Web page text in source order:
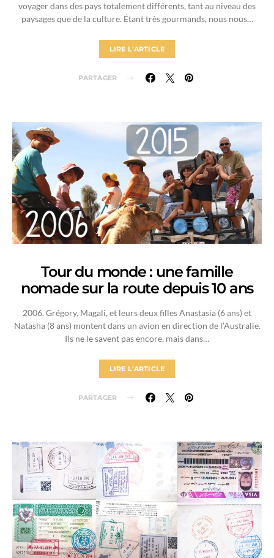
voyager dans des pays totalement différents, tant au niveau des
paysages que de la culture. Étant très gourmands, nous nous…
LIRE L'ARTICLE
PARTAGER
Tour du monde : une famille
nomade sur la route depuis 10 ans
2006. Grégory, Magali, et leurs deux filles Anastasia (6 ans) et
Natasha (8 ans) montent dans un avion en direction de l’Australie.
Ils ne le savent pas encore, mais dans…
LIRE L'ARTICLE
PARTAGER